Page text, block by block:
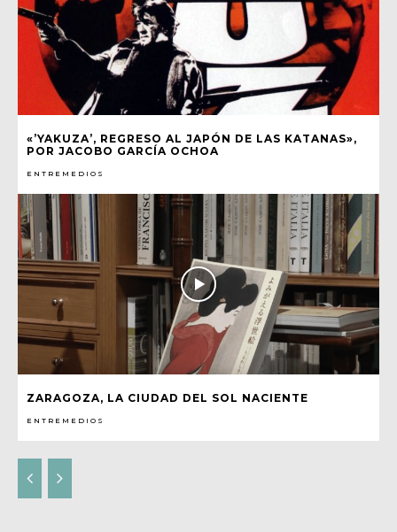
«’YAKUZA’, REGRESO AL JAPÓN DE LAS KATANAS»,
POR JACOBO GARCÍA OCHOA
ENTREMEDIOS
ZARAGOZA, LA CIUDAD DEL SOL NACIENTE
ENTREMEDIOS